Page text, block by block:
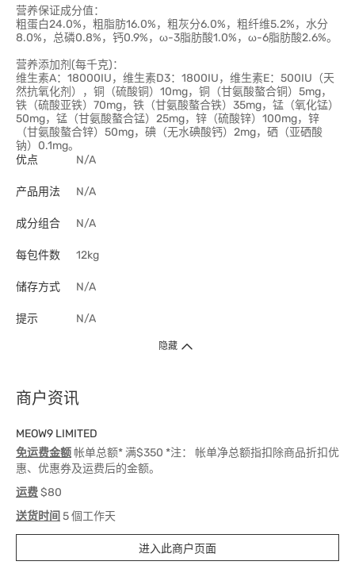
营养保证成分值：
粗蛋白24.0%，粗脂肪16.0%，粗灰分6.0%，粗纤维5.2%，水分
8.0%，总磷0.8%，钙0.9%，ω-3脂肪酸1.0%，ω-6脂肪酸2.6%。
营养添加剂(每千克)：
维生素A：18000IU，维生素D3：1800IU，维生素E：500IU（天
然抗氧化剂），铜（硫酸铜）10mg，铜（甘氨酸螯合铜）5mg，
铁（硫酸亚铁）70mg，铁（甘氨酸螯合铁）35mg，锰（氧化锰）
50mg，锰（甘氨酸螯合锰）25mg，锌（硫酸锌）100mg，锌
（甘氨酸螯合锌）50mg，碘（无水碘酸钙）2mg，硒（亚硒酸
钠）0.1mg。
优点
N/A
产品用法 N/A
成分组合 N/A
每包件数 12kg
储存方式 N/A
提示 N/A
隐藏
商户资讯
MEOW9 LIMITED
免运费金额帐单总额* 满$350 *注： 帐单净总额指扣除商品折扣优
惠、优惠券及运费后的金额。
运费$80
送货时间 5 個工作天
进入此商户页面